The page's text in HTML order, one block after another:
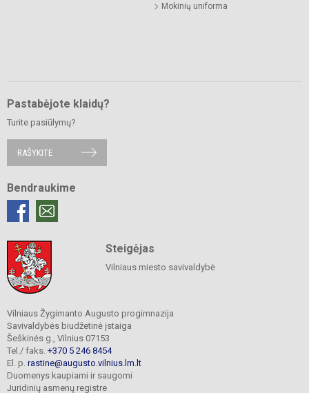
Mokinių uniforma
Pastabėjote klaidų?
Turite pasiūlymų?
RAŠYKITE
Bendraukime
Steigėjas
Vilniaus miesto savivaldybė
Vilniaus Žygimanto Augusto progimnazija
Savivaldybės biudžetinė įstaiga
Šeškinės g., Vilnius 07153
Tel./ faks. +370 5 246 8454
El. p. rastine@augusto.vilnius.lm.lt
Duomenys kaupiami ir saugomi
Juridinių asmenų registre